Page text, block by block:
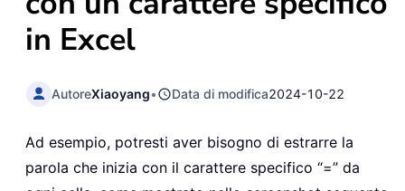
in Excel
AutoreXiaoyang• Data di modifica2024-10-22
Ad esempio, potresti aver bisogno di estrarre la
parola che inizia con il carattere specifico “=” da